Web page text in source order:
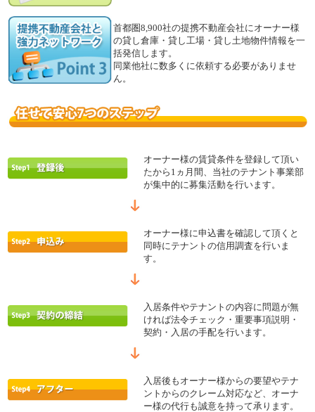
首都圏8,900社の提携不動産会社にオーナー様
の貸し倉庫・貸し工場・貸し土地物件情報を一
括発信します。
同業他社に数多くに依頼する必要がありませ
ん。
オーナー様の賃貸条件を登録して頂い
たから1ヵ月間、当社のテナント事業部
が集中的に募集活動を行います。
オーナー様に申込書を確認して頂くと
同時にテナントの信用調査を行いま
す。
入居条件やテナントの内容に問題が無
ければ法令チェック・重要事項説明・
契約・入居の手配を行います。
入居後もオーナー様からの要望やテナ
ントからのクレーム対応など、オーナ
ー様の代行も誠意を持って承ります。